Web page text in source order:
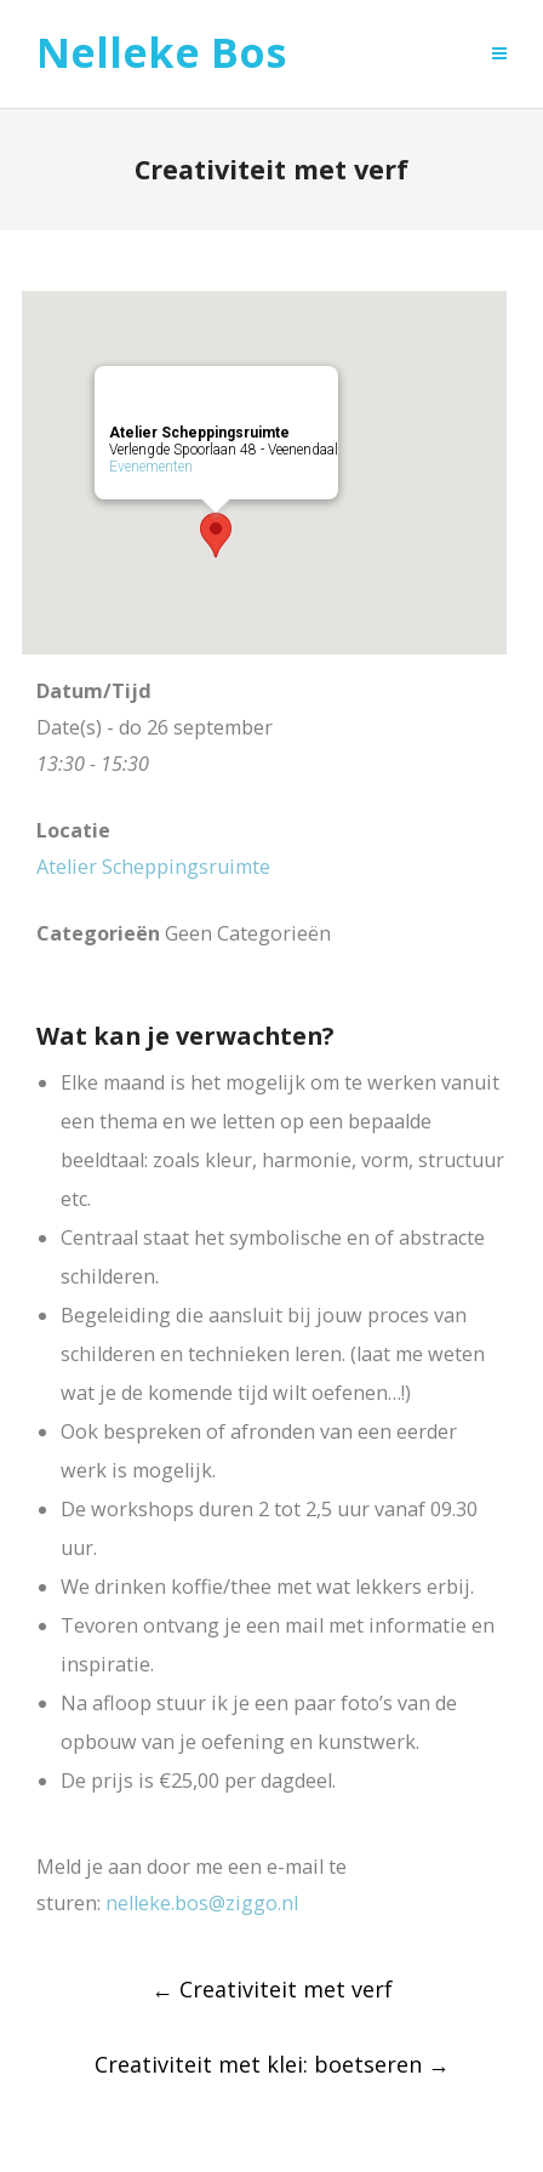
Nelleke Bos
Creativiteit met verf
Atelier Scheppingsruimte
Verlengde Spoorlaan 48 - Veenendaal
Evenementen
Datum/Tijd
Date(s) - do 26 september
13:30 - 15:30
Locatie
Atelier Scheppingsruimte
Categorieën Geen Categorieën
Wat kan je verwachten?
Elke maand is het mogelijk om te werken vanuit
een thema en we letten op een bepaalde
beeldtaal: zoals kleur, harmonie, vorm, structuur
etc.
Centraal staat het symbolische en of abstracte
schilderen.
Begeleiding die aansluit bij jouw proces van
schilderen en technieken leren. (laat me weten
wat je de komende tijd wilt oefenen…!)
Ook bespreken of afronden van een eerder
werk is mogelijk.
De workshops duren 2 tot 2,5 uur vanaf 09.30
uur.
We drinken koffie/thee met wat lekkers erbij.
Tevoren ontvang je een mail met informatie en
inspiratie.
Na afloop stuur ik je een paar foto’s van de
opbouw van je oefening en kunstwerk.
De prijs is €25,00 per dagdeel.
Meld je aan door me een e-mail te
sturen: nelleke.bos@ziggo.nl
← Creativiteit met verf
Creativiteit met klei: boetseren →